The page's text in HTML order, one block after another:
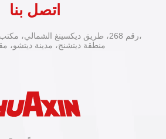
اتصل بنا
رقم 268، طريق ديكسينغ الشمالي، مكتب منطقة تيانغو الفرعي،
منطقة ديتشنج، مدينة ديتشو،